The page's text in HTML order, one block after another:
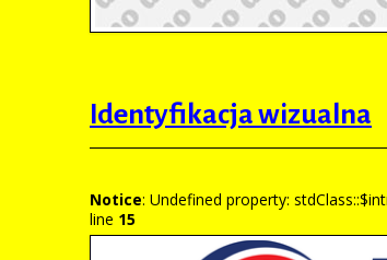
Zadania PEC
Plany dot. ciepła
Wskaźniki
Nagrody i wyróżnienia
Identyfikacja wizualna
Notice: Undefined property:
line 15